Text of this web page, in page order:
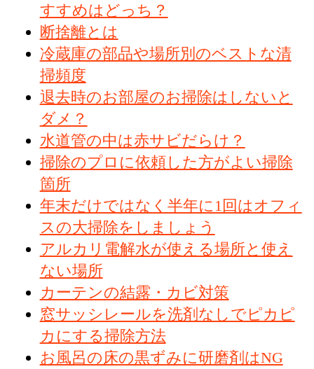
すすめはどっち？
断捨離とは
冷蔵庫の部品や場所別のベストな清
掃頻度
退去時のお部屋のお掃除はしないと
ダメ？
水道管の中は赤サビだらけ？
掃除のプロに依頼した方がよい掃除
箇所
年末だけではなく半年に1回はオフィ
スの大掃除をしましょう
アルカリ電解水が使える場所と使え
ない場所
カーテンの結露・カビ対策
窓サッシレールを洗剤なしでピカピ
カにする掃除方法
お風呂の床の黒ずみに研磨剤はNG